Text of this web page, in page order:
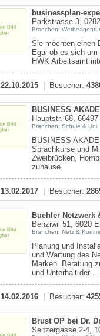
businessplan-
Parkstrasse 3,
Branchen:
Sie möchten einen
Egal ob es sich
HWK Arbeitsamt
22.10.2015 | Besucher:
BUSINESS
Hauptstr. 68,
Branchen: Schule & Uni
BUSINESS
Sprachkurse und
Zweibrücken,
zuhause.
13.02.2017 | Besucher:
Buehler Netzwerk
Benziwil 51, 6020
Branchen: Netz &
Planung und
und Wartung des
Marken. Beratung
und Unterhalt der ...
14.02.2016 | Besucher:
Brust OP bei Dr.
Seitzergasse 2-4,